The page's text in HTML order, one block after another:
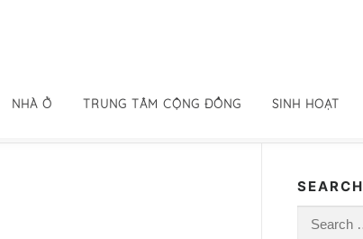
NHÀ Ở TRUNG TÂM CỘNG ĐỒNG SINH HOẠT
SEARCH
Search